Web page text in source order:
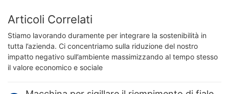
Articoli Correlati
Stiamo lavorando duramente per integrare la sostenibilità in
tutta l’azienda. Ci concentriamo sulla riduzione del nostro
impatto negativo sull’ambiente massimizzando al tempo stesso
il valore economico e sociale